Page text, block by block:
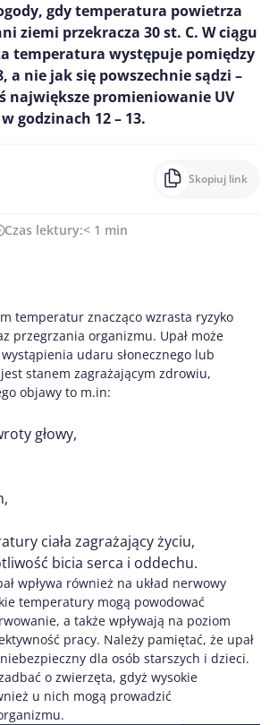
gdy temperatura powietrza
ziemi przekracza 30 st. C. W ciągu
temperatura występuje pomiędzy
a nie jak się powszechnie sądzi –
największe promieniowanie UV
godzinach 12 – 13.
Skopiuj link
Czas lektury:< 1 min
temperatur znacząco wzrasta ryzyko
przegrzania organizmu. Upał może
udaru słonecznego lub
stanem zagrażającym zdrowiu,
objawy to m.in:
głowy,
ciała zagrażający życiu,
bicia serca i oddechu.
wpływa również na układ nerwowy
temperatury mogą powodować
a także wpływają na poziom
pracy. Należy pamiętać, że upał
dla osób starszych i dzieci.
o zwierzęta, gdyż wysokie
u nich mogą prowadzić